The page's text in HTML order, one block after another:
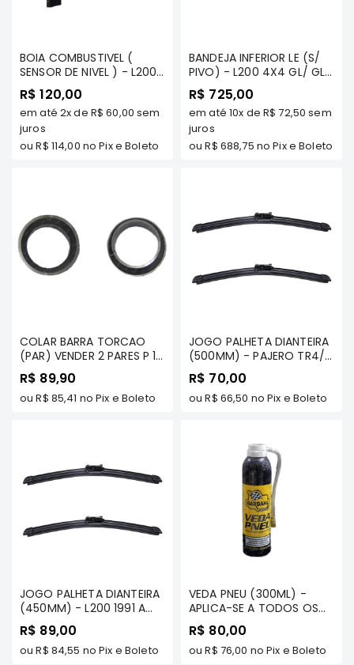
Elétrica
Acessórios
ASX
Filtros
Transmissão
Elétrica
Triton
e
Motor
Pajero
Sport
Motor
BOIA COMBUSTIVEL (
SENSOR DE NIVEL ) - L200
SPORT / HPE / OUTDOOR
- MILTPARTS - MR122795
MT
R$ 120,00
em até 2xde R$ 60,00 sem
juros
ouR$ 114,00 no Pix e Boleto
BANDEJA INFERIOR LE (S/
PIVO) - L200 4X4 GL/ GLS
- COFAP
R$ 725,00
em até 10x de R$ 72,50 sem
juros
ouR$ 688,75 no Pix e Boleto
COLAR BARRA TORCAO
(PAR) VENDER 2 PARES P 1
CARRO - L200 TDS/
PAJERO SPORT TDS/
PAJERO FUL 91 A 99
R$ 89,90
ouR$ 85,41 no Pix e Boleto
JOGO PALHETA DIANTEIRA
(500MM) - PAJERO TR4/
SPORT TDS /FULL GLSB 91
A 99 / L200 SPORT/ TDS
/OUTDOOR/SAVANA /
R$ 70,00
ouR$ 66,50 no Pix e Boleto
JOGO PALHETA DIANTEIRA
(450MM) - L200 1991 A
R$ 89,00
ouR$ 84,55 no Pix e Boleto
VEDA PNEU (300ML) -
APLICA-SE A TODOS OS
VEÍCULOS DA LINHA
MITSUBISHI - BARDAHL
R$ 80,00
ouR$ 76,00 no Pix e Boleto